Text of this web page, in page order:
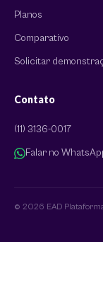
Planos
Comparativo
Solicitar
Contato
(11) 3136-0017
Falar no
© 2026 EAD